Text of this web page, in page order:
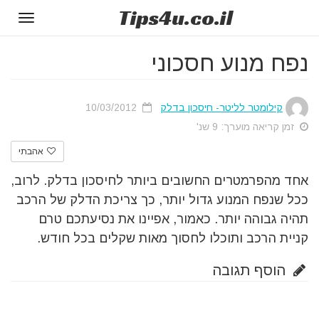
Tips4u.co.il
נפח מנוע חסכוני
קילומטר לליטר- חיסכון בדלק
זמן קריאה מוערך: 9 שנ'
אהבתי
אחד מהפרמטרים החשובים ביותר לחיסכון בדלק. לרוב,
ככל שנפח המנוע גדול יותר, כך צריכת הדלק של הרכב
תהיה גבוהה יותר. כאמור, אפיינו את נסיעתכם טרם
קניית הרכב ותוכלו לחסוך מאות שקלים בכל חודש.
הוסף תגובה